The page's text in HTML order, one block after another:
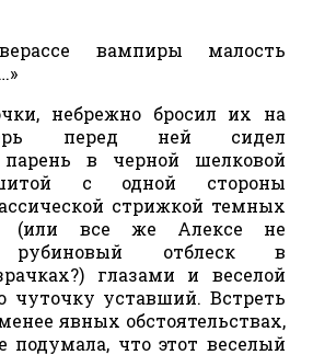
вампиры малость
небрежно бросил их на
перед ней сидел
в черной шелковой
с одной стороны
стрижкой темных
(или все же Алексе не
рубиновый отблеск в
глазами и веселой
чуточку уставший. Встреть
явных обстоятельствах,
что этот веселый